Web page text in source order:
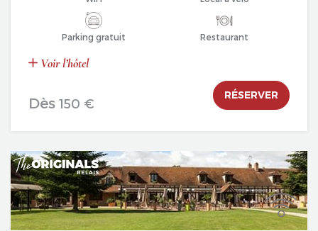
Parking gratuit Restaurant
Voir l’hôtel
Dès 150 €
RÉSERVER